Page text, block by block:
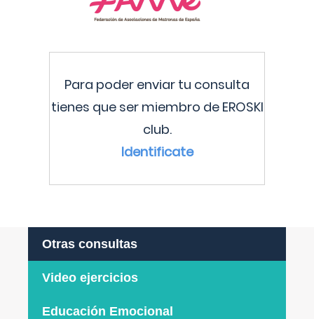
Para poder enviar tu consulta
tienes que ser miembro de EROSKI
club.
Identificate
Otras consultas
Video ejercicios
Educación Emocional